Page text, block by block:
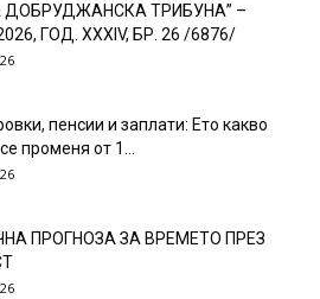
ДОБРУДЖАНСКА ТРИБУНА” –
ГОД. XXХIV, БР. 26 /6876/
пенсии и заплати: Ето какво
променя от 1...
ПРОГНОЗА ЗА ВРЕМЕТО ПРЕЗ